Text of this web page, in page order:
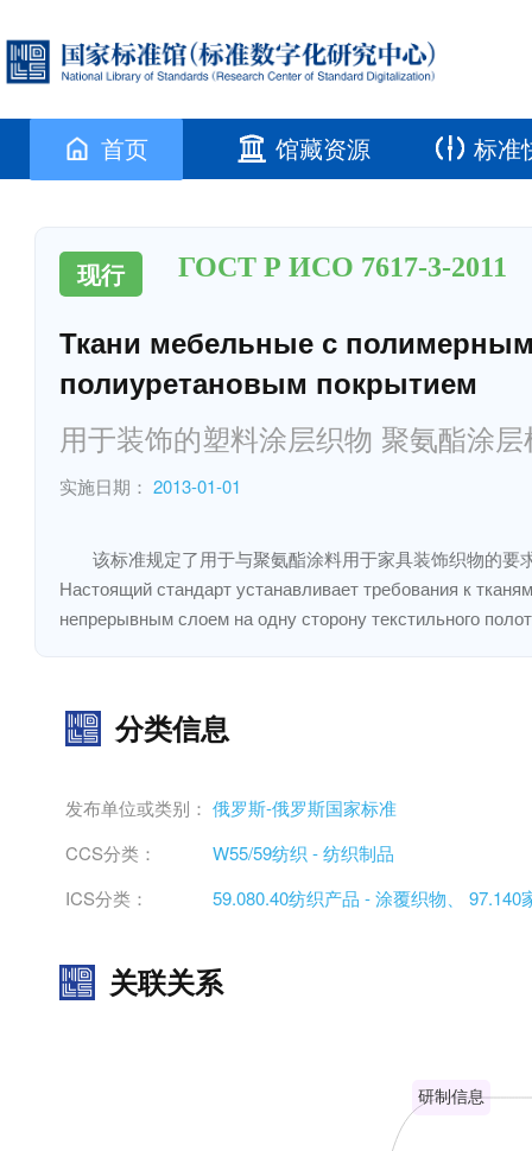
首页 馆藏资源 标准
现行 ГОСТ Р ИСО 7617-3-2011
Ткани мебельные с полимерным
полиуретановым покрытием
用于装饰的塑料涂层织物 聚氨酯涂
实施日期： 2013-01-01
该标准规定了用于与聚氨酯涂料用于家具装饰织物的
Настоящий стандарт устанавливает требования к
непрерывным слоем на одну сторону текстильного
分类信息
发布单位或类别： 俄罗斯-俄罗斯国家标准
CCS分类：
W55/59纺织 - 纺织制品
ICS分类：
59.080.40纺织产品 - 涂覆织物、 97.140
关联关系